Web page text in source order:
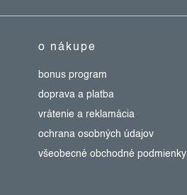
o nákupe
bonus program
doprava a platba
vrátenie a reklamácia
ochrana osobných údajov
všeobecné obchodné podmienky